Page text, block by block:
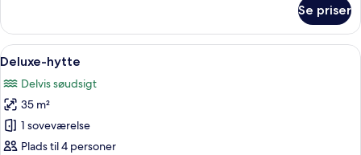
hytte
Se priser
Indlæs
alle
billeder
af
Deluxe-
hytte
To røde træhytter med metal tage,
3
Deluxe-hytte
Delvis søudsigt
35 m²
1 soveværelse
Plads til 4 personer